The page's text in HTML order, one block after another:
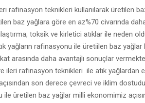
rafinasyon teknikleri kullanılarak üretilen
baz yağlara göre en az%70 civarında
toksik ve kirletici atıklar ile neden
yağların rafinasyonu ile üretiilen baz
arasında daha avantajlı sonuçlar
ileri rafinasyon teknikleri ile atık yağlardan
son derece çevreci ve iklim
ile üretilen baz yağlar millî ekonomimiz